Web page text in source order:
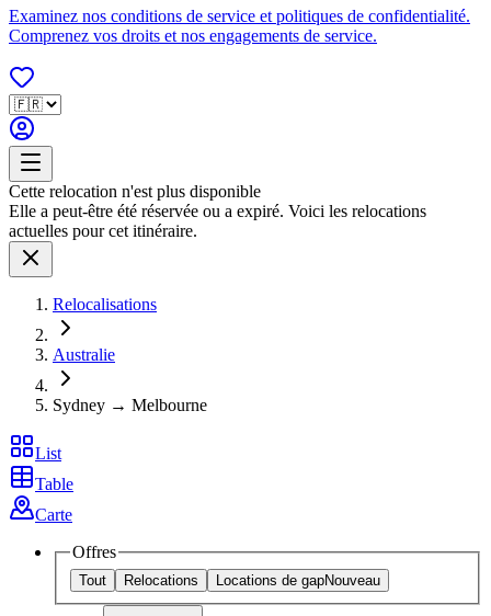
Examinez nos conditions de service et politiques de confidentialité.
Comprenez vos droits et nos engagements de service.
Cette relocation n'est plus disponible
Elle a peut-être été réservée ou a expiré. Voici les relocations
actuelles pour cet itinéraire.
Relocalisations
Australie
Sydney → Melbourne
List
Table
Carte
Offres
Tout Relocations Locations de gapNouveau